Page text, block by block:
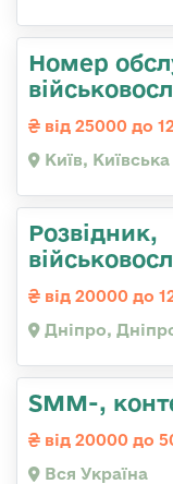
Номер
від 25000 до
Київ,
Розвідник,
від 20000 до
Дніпро,
SMM-,
від 20000 до
Вся Україна